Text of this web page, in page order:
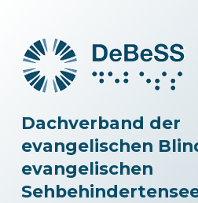
Dachverband der
evangelischen
evangelischen